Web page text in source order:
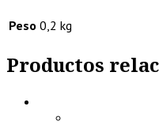
Peso 0,2 kg
Productos